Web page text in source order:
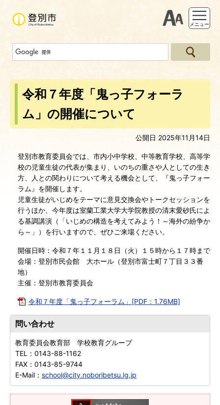
支援ツー
メニュー
令和７年度「鬼っ子フォーラ
ム」の開催について
公開日 2025年11月14日
登別市教育委員会では、市内小中学校、中等教育学校、高等学
校の児童生徒の代表が集まり、いのちの重さや人としての生き
方、人との関わりについて考える機会として、『鬼っ子フォー
ラム』を開催します。
児童生徒がいじめをテーマに意見交換会やトークセッションを
行うほか、今年度は室蘭工業大学大学院教授の清末愛砂氏によ
る基調講演（「いじめの構造を考えてみよう！～海外の紛争か
ら～」）を行いますので、ぜひご来場ください。
開催日時：令和７年１１月１８日（火）１５時から１７時まで
会場：登別市民会館 大ホール（登別市富士町７丁目３３番
地）
主催：登別市教育委員会
令和７年度「鬼っ子フォーラム」[PDF：1.76MB]
問い合わせ
教育委員会教育部 学校教育グループ
TEL： 0143-88-1162
FAX： 0143-85-9744
E-Mail： school@city.noboribetsu.lg.jp